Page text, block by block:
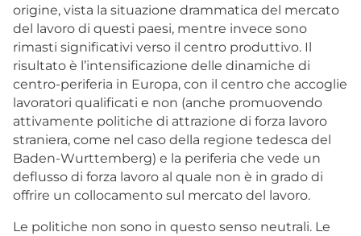
origine, vista la situazione drammatica del mercato
del lavoro di questi paesi, mentre invece sono
rimasti significativi verso il centro produttivo. Il
risultato è l’intensificazione delle dinamiche di
centro-periferia in Europa, con il centro che accoglie
lavoratori qualificati e non (anche promuovendo
attivamente politiche di attrazione di forza lavoro
straniera, come nel caso della regione tedesca del
Baden-Wurttemberg) e la periferia che vede un
deflusso di forza lavoro al quale non è in grado di
offrire un collocamento sul mercato del lavoro.
Le politiche non sono in questo senso neutrali. Le